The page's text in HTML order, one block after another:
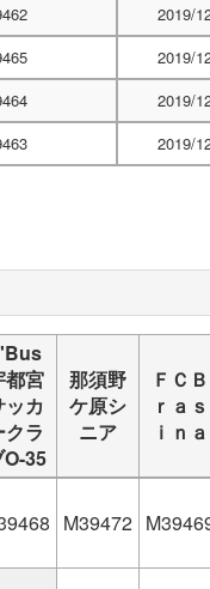
2019/
2019/
2019/
2019/
都宮
ッカ
クラ
O-35
那須野
ケ原シ
ニア
ＦＣＢ
ｒａｓ
ｉｎａ
M39472